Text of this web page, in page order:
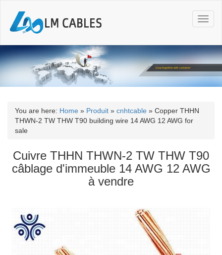
T
o
g
l
n
a
o
n
You are here: Home » Produit » cnhtcable » Copper THHN
THWN-2 TW THW T90 building wire 14 AWG 12 AWG for
sale
Cuivre THHN THWN-2 TW THW T90
câblage d'immeuble 14 AWG 12 AWG
à vendre